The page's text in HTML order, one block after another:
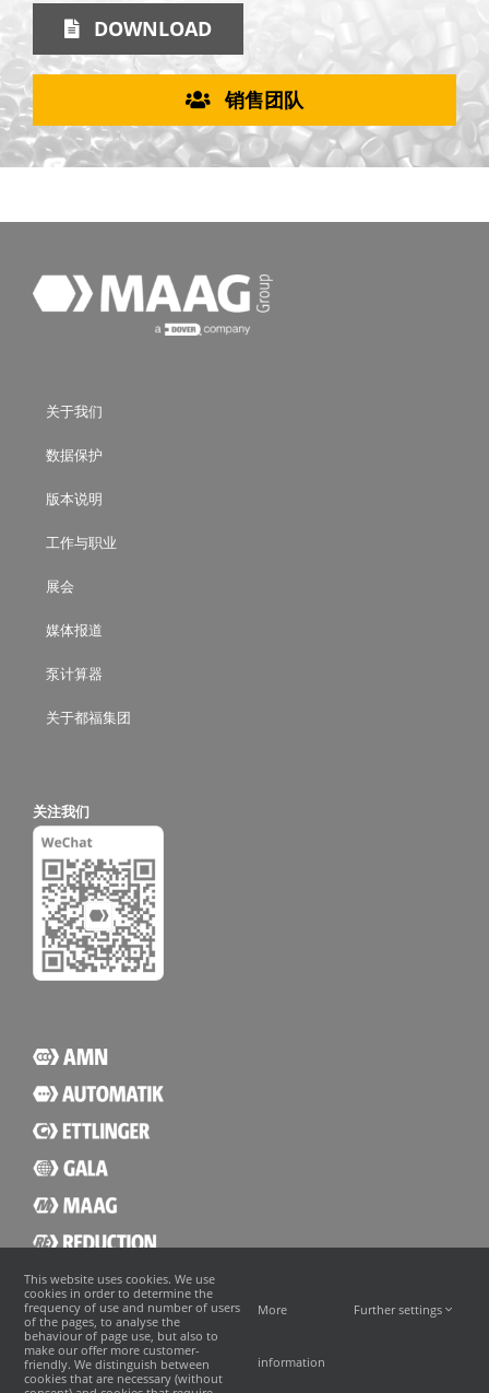
DOWNLOAD
销售团队
关于我们
数据保护
版本说明
工作与职业
展会
媒体报道
泵计算器
关于都福集团
关注我们
This website uses cookies. We use
cookies in order to determine the
frequency of use and number of users
of the pages, to analyse the
behaviour of page use, but also to
make our offer more customer-
friendly. We distinguish between
cookies that are necessary (without
More
information
Further settings